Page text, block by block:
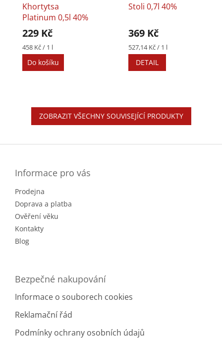
Khortytsa
Platinum 0,5l 40%
229 Kč
Měrná
cena:
458 Kč / 1 l
Do košíku
Stoli 0,7l 40%
369 Kč
Měrná
cena:
527,14 Kč / 1 l
DETAIL
ZOBRAZIT VŠECHNY SOUVISEJÍCÍ PRODUKTY
Informace pro vás
Prodejna
Doprava a platba
Ověření věku
Kontakty
Blog
Bezpečné nakupování
Informace o souborech cookies
Reklamační řád
Podmínky ochrany osobních údajů